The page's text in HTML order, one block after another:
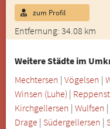
Entfernung: 34.08 km
zum Profil
Weitere Städte im
Mechtersen | Vögelsen |
Winsen (Luhe) |
Kirchgellersen | Wulfsen |
Drage | Südergellersen |